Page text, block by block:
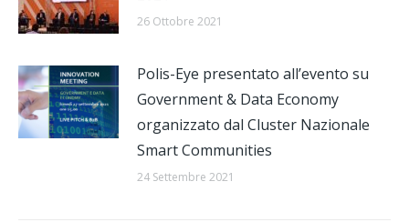
26 Ottobre 2021
Polis-Eye presentato all’evento su
Government & Data Economy
organizzato dal Cluster Nazionale
Smart Communities
24 Settembre 2021